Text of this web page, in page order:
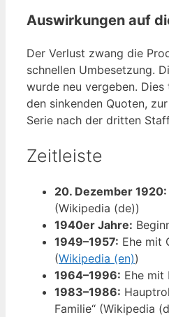
Auswirkungen auf
Der Verlust zwang die
schnellen Umbesetzung.
wurde neu vergeben.
den sinkenden Quoten,
Serie nach der dritten
Zeitleiste
20. Dezember 1920:
(Wikipedia (de))
1940er Jahre:
1949–1957: Ehe mit
(Wikipedia (en))
1964–1996: Ehe mit
1983–1986:
Familie“ (Wikipedia